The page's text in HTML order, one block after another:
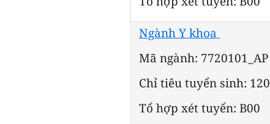
Ngành Y khoa
Mã ngành: 7720101_AP
Chỉ tiêu tuyển sinh: 120
Tổ hợp xét tuyển: B00